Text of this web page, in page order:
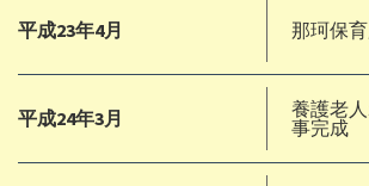
平成23年4月 那珂保
平成24年3月
養護老
事完成